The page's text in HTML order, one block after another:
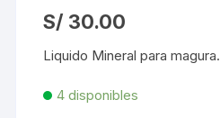
S/ 30.00
Liquido Mineral para magura.
4 disponibles